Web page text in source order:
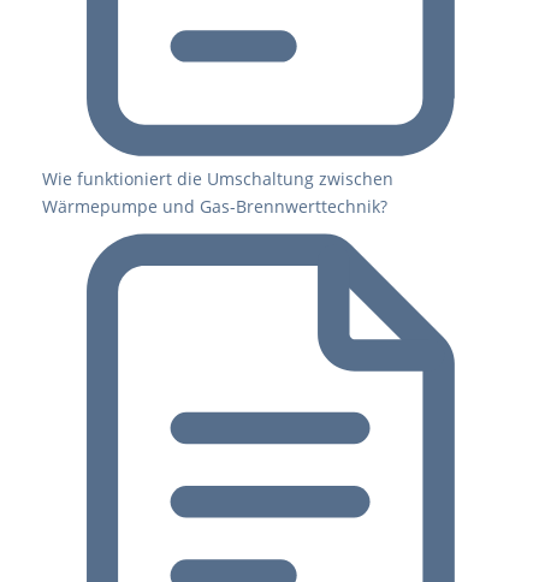
Wie funktioniert die Umschaltung zwischen
Wärmepumpe und Gas-Brennwerttechnik?